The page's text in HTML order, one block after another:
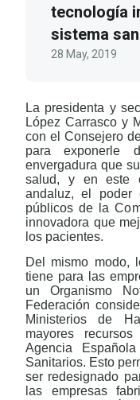
tecnología
sistema
28 May, 2019
La presidenta y
López Carrasco y
con el Consejero
para exponerle
envergadura que
salud, y en este
andaluz, el poder
públicos de la
innovadora que
los pacientes.
Del mismo modo,
tiene para las
un Organismo
Federación
Ministerios de
mayores
Agencia
Sanitarios. Esto
ser redesignado
las empresas